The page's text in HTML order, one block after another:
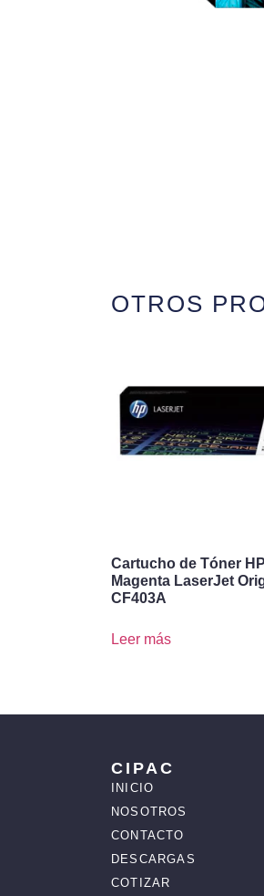
OTROS
Cartucho de Tóner
Magenta LaserJet
CF403A
Leer más
CIPAC
INICIO
NOSOTROS
CONTACTO
DESCARGAS
COTIZAR